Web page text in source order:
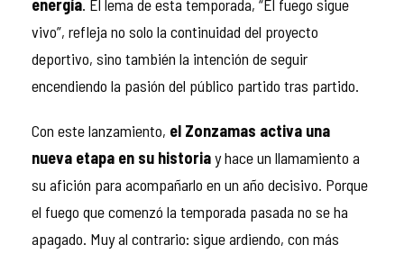
energía. El lema de esta temporada, “El fuego sigue
vivo”, refleja no solo la continuidad del proyecto
deportivo, sino también la intención de seguir
encendiendo la pasión del público partido tras partido.
Con este lanzamiento, el Zonzamas activa una
nueva etapa en su historiay hace un llamamiento a
su afición para acompañarlo en un año decisivo. Porque
el fuego que comenzó la temporada pasada no se ha
apagado. Muy al contrario: sigue ardiendo, con más